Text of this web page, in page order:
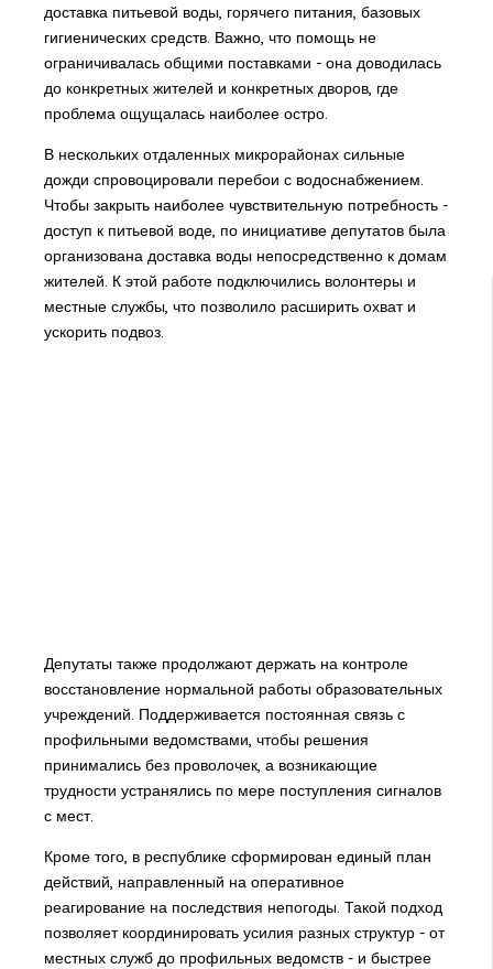
доставка питьевой воды, горячего питания, базовых
гигиенических средств. Важно, что помощь не
ограничивалась общими поставками - она доводилась
до конкретных жителей и конкретных дворов, где
проблема ощущалась наиболее остро.
В нескольких отдаленных микрорайонах сильные
дожди спровоцировали перебои с водоснабжением.
Чтобы закрыть наиболее чувствительную потребность -
доступ к питьевой воде, по инициативе депутатов была
организована доставка воды непосредственно к домам
жителей. К этой работе подключились волонтеры и
местные службы, что позволило расширить охват и
ускорить подвоз.
Депутаты также продолжают держать на контроле
восстановление нормальной работы образовательных
учреждений. Поддерживается постоянная связь с
профильными ведомствами, чтобы решения
принимались без проволочек, а возникающие
трудности устранялись по мере поступления сигналов
с мест.
Кроме того, в республике сформирован единый план
действий, направленный на оперативное
реагирование на последствия непогоды. Такой подход
позволяет координировать усилия разных структур - от
местных служб до профильных ведомств - и быстрее